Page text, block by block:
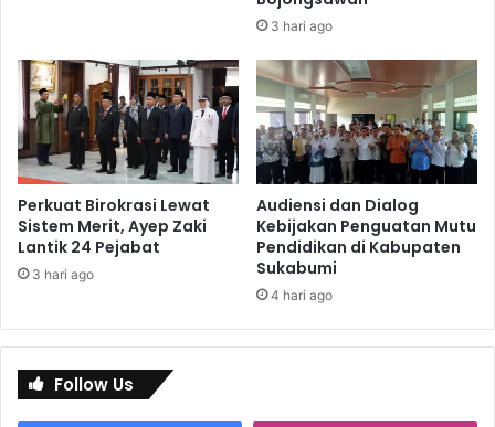
3 hari ago
Perkuat Birokrasi Lewat
Sistem Merit, Ayep Zaki
Lantik 24 Pejabat
3 hari ago
Audiensi dan Dialog
Kebijakan Penguatan Mutu
Pendidikan di Kabupaten
Sukabumi
4 hari ago
Follow Us